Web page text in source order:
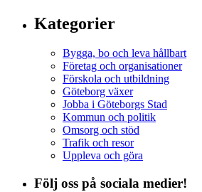
Kategorier
Bygga, bo och leva hållbart
Företag och organisationer
Förskola och utbildning
Göteborg växer
Jobba i Göteborgs Stad
Kommun och politik
Omsorg och stöd
Trafik och resor
Uppleva och göra
Följ oss på sociala medier!